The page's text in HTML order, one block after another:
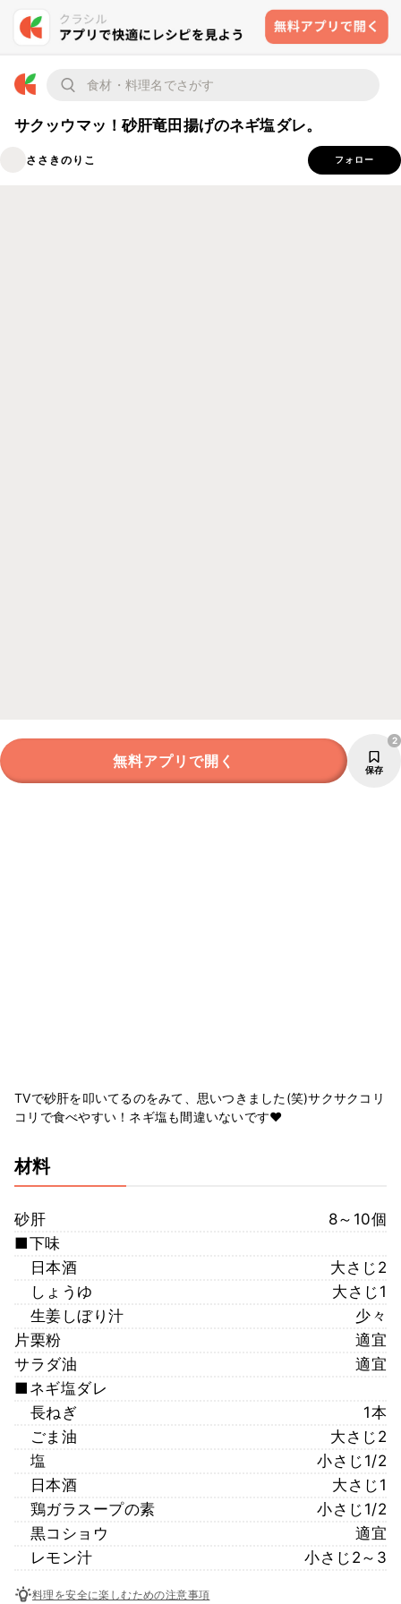
サクッウマッ！砂肝竜田揚げのネギ塩ダレ。
ささきのりこ フォロー
無料アプリで開く 保存
2
TVで砂肝を叩いてるのをみて、思いつきました(笑)サクサクコリ
コリで食べやすい！ネギ塩も間違いないです♥
材料
砂肝
8～10個
■下味
日本酒
大さじ2
しょうゆ
大さじ1
生姜しぼり汁
少々
片栗粉
適宜
サラダ油
適宜
■ネギ塩ダレ
長ねぎ
1本
ごま油
大さじ2
塩
小さじ1/2
日本酒
大さじ1
鶏ガラスープの素
小さじ1/2
黒コショウ
適宜
レモン汁
小さじ2～3
料理を安全に楽しむための注意事項